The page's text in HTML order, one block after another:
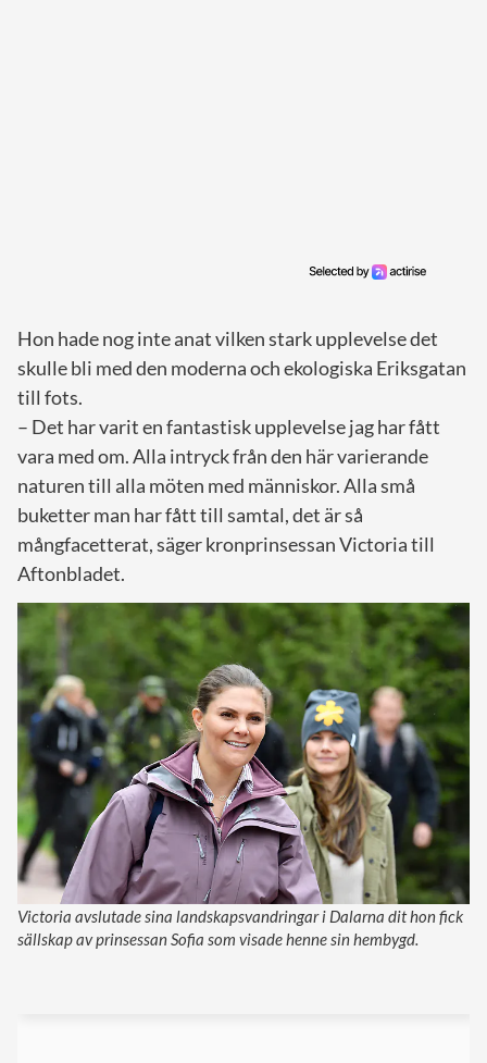
Hon hade nog inte anat vilken stark upplevelse det
skulle bli med den moderna och ekologiska Eriksgatan
till fots.
– Det har varit en fantastisk upplevelse jag har fått
vara med om. Alla intryck från den här varierande
naturen till alla möten med människor. Alla små
buketter man har fått till samtal, det är så
mångfacetterat, säger kronprinsessan Victoria till
Aftonbladet.
Victoria avslutade sina landskapsvandringar i Dalarna dit hon fick
sällskap av prinsessan Sofia som visade henne sin hembygd.